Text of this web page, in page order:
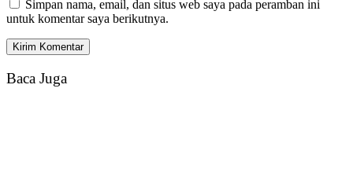
Simpan nama, email, dan situs web saya pada peramban ini
untuk komentar saya berikutnya.
Baca Juga